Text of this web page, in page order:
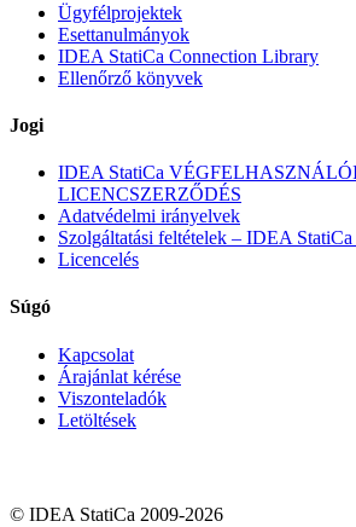
Ügyfélprojektek
Esettanulmányok
IDEA StatiCa Connection Library
Ellenőrző könyvek
Jogi
IDEA StatiCa
LICENCSZERZŐDÉS
Adatvédelmi irányelvek
Szolgáltatási feltételek – IDEA
Licencelés
Súgó
Kapcsolat
Árajánlat kérése
Viszonteladók
Letöltések
© IDEA StatiCa 2009-2026